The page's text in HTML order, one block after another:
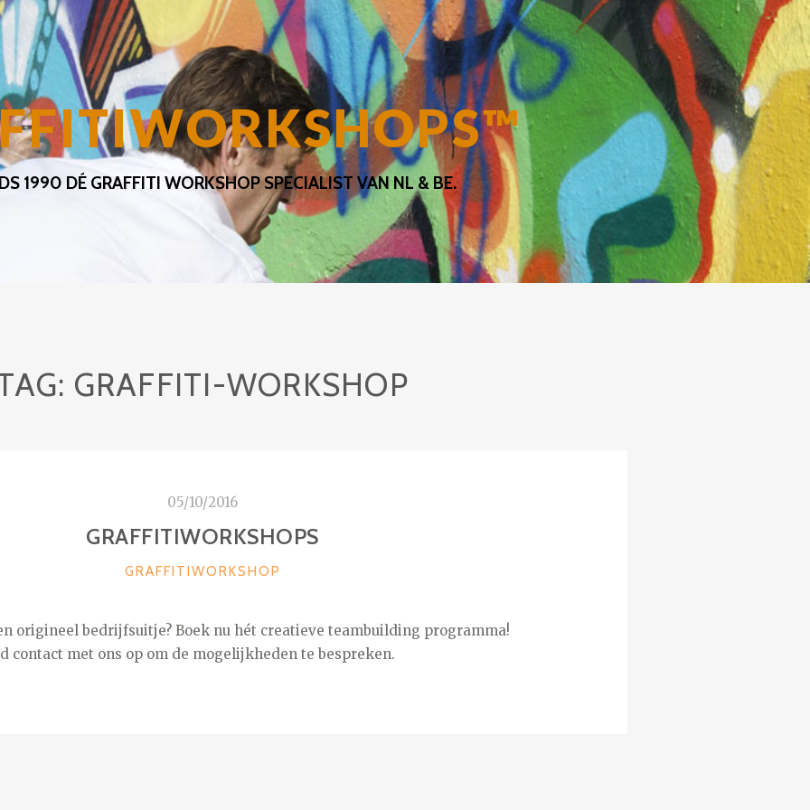
1990 DÉ GRAFFITI WORKSHOP SPECIALIST VAN NL & BE.
GRAFFITI-WORKSHOP
05/10/2016
GRAFFITIWORKSHOPS
CATEGORIEËN
GRAFFITIWORKSHOP
origineel bedrijfsuitje? Boek nu hét creatieve teambuilding programma!
contact met ons op om de mogelijkheden te bespreken.